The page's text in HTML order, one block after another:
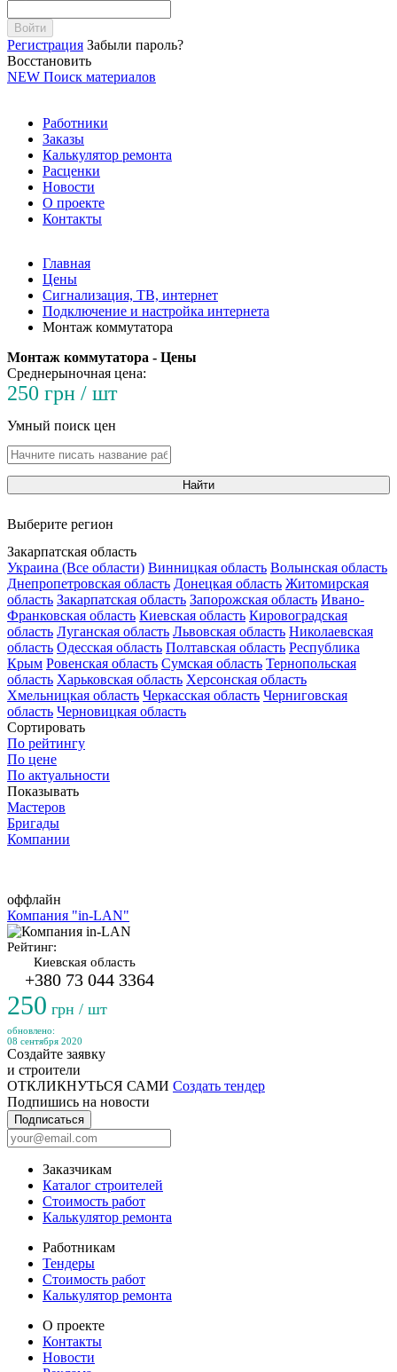
Войти
Регистрация Забыли пароль?
Восстановить
NEW Поиск материалов
Работники
Заказы
Калькулятор ремонта
Расценки
Новости
О проекте
Контакты
Главная
Цены
Сигнализация, ТВ, интернет
Подключение и настройка интернета
Монтаж коммутатора
Монтаж коммутатора - Цены
Среднерыночная цена:
250 грн / шт
Умный поиск цен
Найти
Выберите регион
Закарпатская область
Украина (Все области) Винницкая область Волынская область
Днепропетровская область Донецкая область Житомирская
область Закарпатская область Запорожская область Ивано-
Франковская область Киевская область Кировоградская
область Луганская область Львовская область Николаевская
область Одесская область Полтавская область Республика
Крым Ровенская область Сумская область Тернопольская
область Харьковская область Херсонская область
Хмельницкая область Черкасская область Черниговская
область Черновицкая область
Сортировать
По рейтингу
По цене
По актуальности
Показывать
Мастеров
Бригады
Компании
оффлайн
Компания "in-LAN"
Рейтинг:
Киевская область
+380 73 044 3364
250 грн / шт
обновлено:
08 сентября 2020
Создайте заявку
и строители
ОТКЛИКНУТЬСЯ САМИ Создать тендер
Подпишись на новости
Подписаться
Заказчикам
Каталог строителей
Стоимость работ
Калькулятор ремонта
Работникам
Тендеры
Стоимость работ
Калькулятор ремонта
О проекте
Контакты
Новости